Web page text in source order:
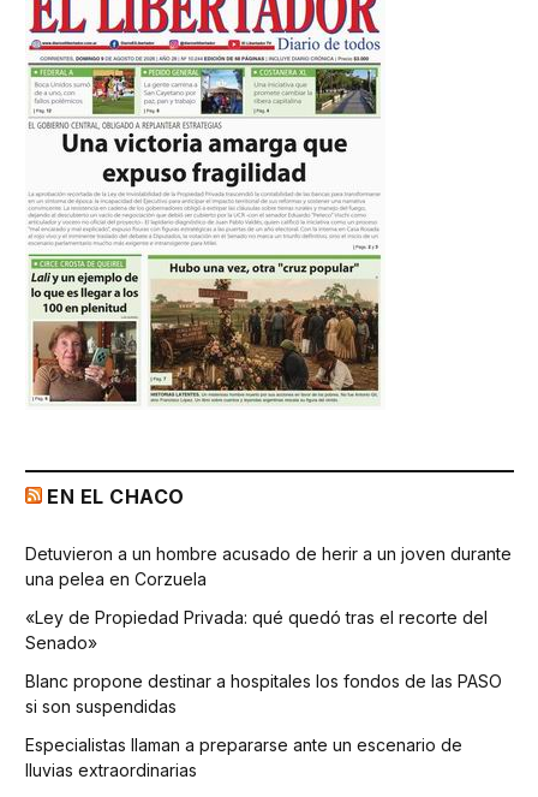
EN EL CHACO
Detuvieron a un hombre acusado de herir a un joven durante
una pelea en Corzuela
«Ley de Propiedad Privada: qué quedó tras el recorte del
Senado»
Blanc propone destinar a hospitales los fondos de las PASO
si son suspendidas
Especialistas llaman a prepararse ante un escenario de
lluvias extraordinarias